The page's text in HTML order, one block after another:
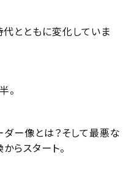
とともに変化していま
。
ー像とは？そして最悪な
らスタート。